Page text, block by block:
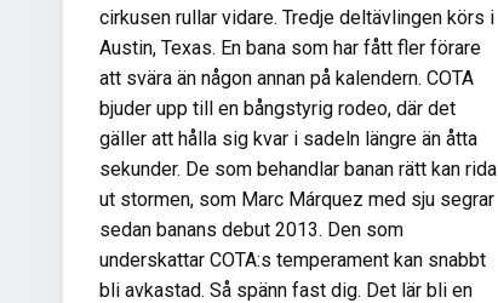
cirkusen rullar vidare. Tredje deltävlingen körs i
Austin, Texas. En bana som har fått fler förare
att svära än någon annan på kalendern. COTA
bjuder upp till en bångstyrig rodeo, där det
gäller att hålla sig kvar i sadeln längre än åtta
sekunder. De som behandlar banan rätt kan rida
ut stormen, som Marc Márquez med sju segrar
sedan banans debut 2013. Den som
underskattar COTA:s temperament kan snabbt
bli avkastad. Så spänn fast dig. Det lär bli en